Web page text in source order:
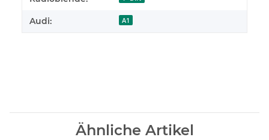
Audi: A1
Ähnliche Artikel